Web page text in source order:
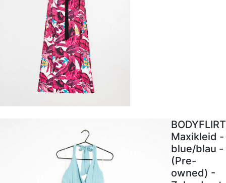
BODYFLIRT
Maxikleid -
blue/blau -
(Pre-
owned) -